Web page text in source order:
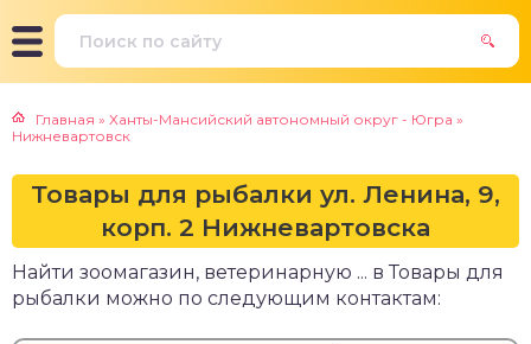
Главная » Ханты-Мансийский автономный округ - Югра »
Нижневартовск
Товары для рыбалки ул. Ленина, 9,
корп. 2 Нижневартовска
Найти зоомагазин, ветеринарную ... в Товары для
рыбалки можно по следующим контактам: